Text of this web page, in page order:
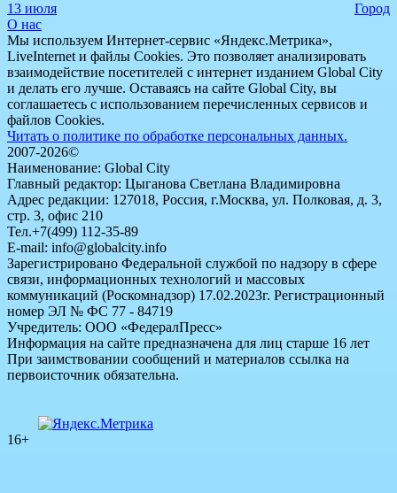
13 июля
Город
О нас
Мы используем Интернет-сервис «Яндекс.Метрика»,
LiveInternet и файлы Cookies. Это позволяет анализировать
взаимодействие посетителей с интернет изданием Global City
и делать его лучше. Оставаясь на сайте Global City, вы
соглашаетесь с использованием перечисленных сервисов и
файлов Cookies.
Читать о политике по обработке персональных данных.
2007-2026©
Наименование: Global City
Главный редактор: Цыганова Светлана Владимировна
Адрес редакции: 127018, Россия, г.Москва, ул. Полковая, д. 3,
стр. 3, офис 210
Тел.+7(499) 112-35-89
E-mail: info@globalcity.info
Зарегистрировано Федеральной службой по надзору в сфере
связи, информационных технологий и массовых
коммуникаций (Роскомнадзор) 17.02.2023г. Регистрационный
номер ЭЛ № ФС 77 - 84719
Учредитель: ООО «ФедералПресс»
Информация на сайте предназначена для лиц старше 16 лет
При заимствовании сообщений и материалов ссылка на
первоисточник обязательна.
16+